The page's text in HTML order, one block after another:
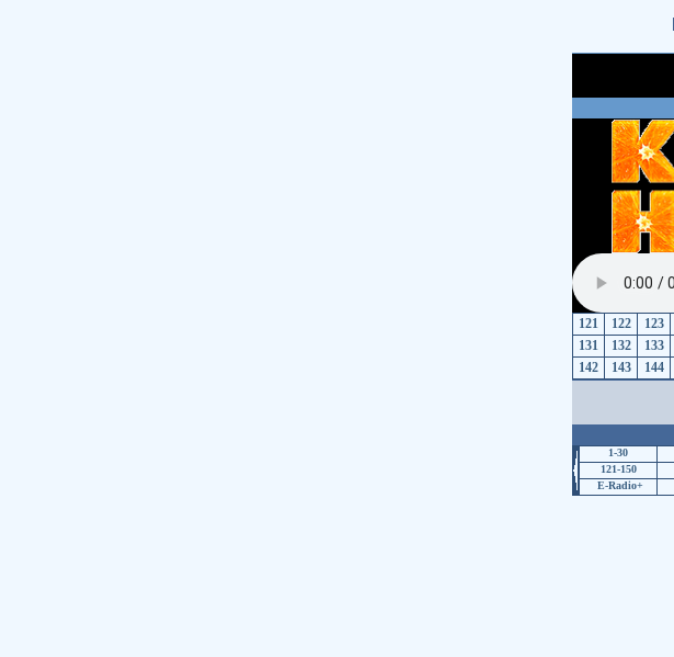
121 122 123
131
132 133
142
143 144
1-30
121-150
E-Radio+